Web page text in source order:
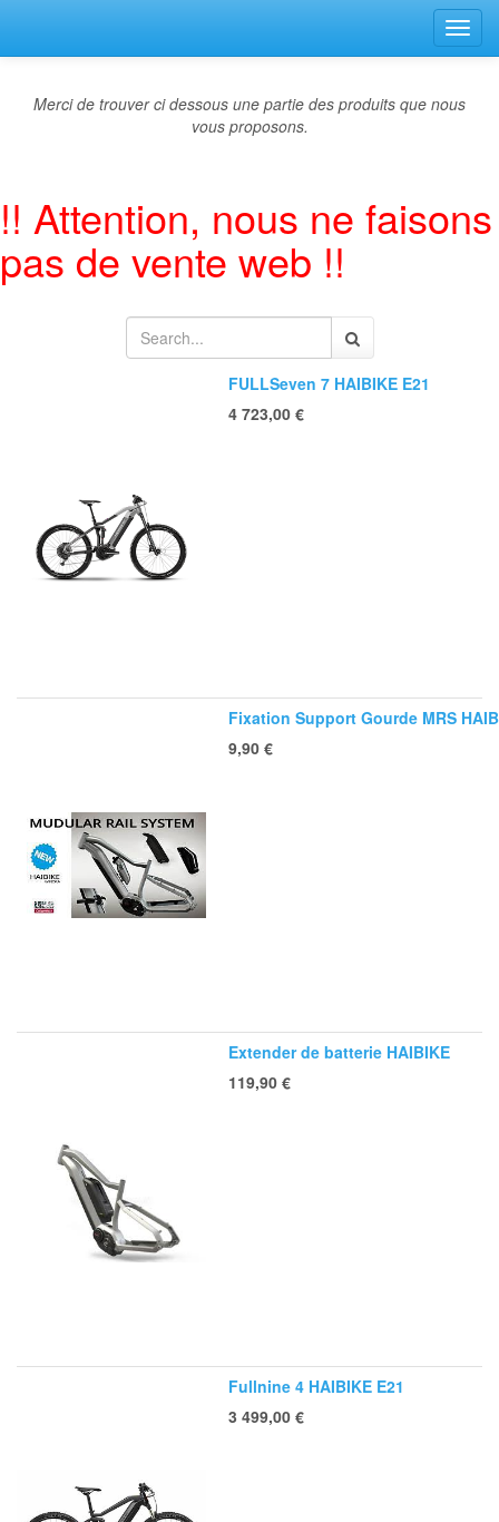
la
Merci de trouver ci dessous une partie des produits que nous
vous proposons.
!! Attention, nous ne faisons
pas de vente web !!
FULLSeven 7 HAIBIKE E21
4 723,00 €
Fixation Support Gourde MRS
9,90 €
Extender de batterie HAIBIKE
119,90 €
Fullnine 4 HAIBIKE E21
3 499,00 €